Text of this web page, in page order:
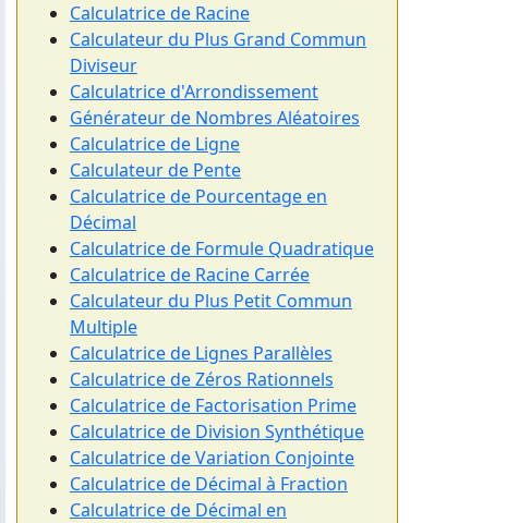
Calculatrice de Racine
Calculateur du Plus Grand Commun
Diviseur
Calculatrice d'Arrondissement
Générateur de Nombres Aléatoires
Calculatrice de Ligne
Calculateur de Pente
Calculatrice de Pourcentage en
Décimal
Calculatrice de Formule Quadratique
Calculatrice de Racine Carrée
Calculateur du Plus Petit Commun
Multiple
Calculatrice de Lignes Parallèles
Calculatrice de Zéros Rationnels
Calculatrice de Factorisation Prime
Calculatrice de Division Synthétique
Calculatrice de Variation Conjointe
Calculatrice de Décimal à Fraction
Calculatrice de Décimal en